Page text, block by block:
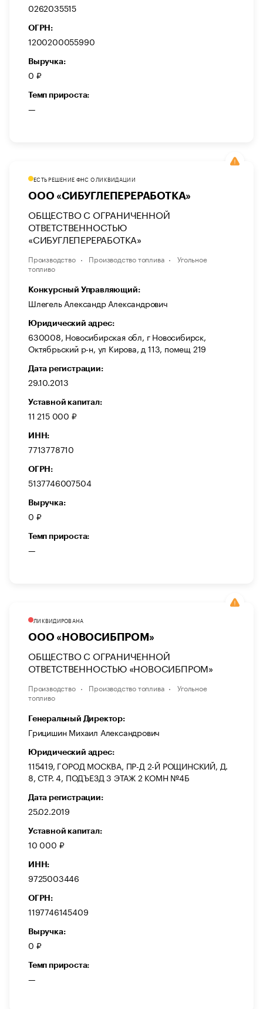
0262035515
ОГРН:
1200200055990
Выручка:
0 ₽
Темп прироста:
—
ЕСТЬ РЕШЕНИЕ ФНС О ЛИКВИДАЦИИ
ООО «СИБУГЛЕПЕРЕРАБОТКА»
ОБЩЕСТВО С ОГРАНИЧЕННОЙ
ОТВЕТСТВЕННОСТЬЮ
«СИБУГЛЕПЕРЕРАБОТКА»
Производство Производство топлива
Угольное
топливо
Конкурсный Управляющий:
Шлегель Александр Александрович
Юридический адрес:
630008, Новосибирская обл, г Новосибирск,
Октябрьский р-н, ул Кирова, д 113, помещ 219
Дата регистрации:
29.10.2013
Уставной капитал:
11 215 000 ₽
ИНН:
7713778710
ОГРН:
5137746007504
Выручка:
0 ₽
Темп прироста:
—
ЛИКВИДИРОВАНА
ООО «НОВОСИБПРОМ»
ОБЩЕСТВО С ОГРАНИЧЕННОЙ
ОТВЕТСТВЕННОСТЬЮ «НОВОСИБПРОМ»
Производство Производство топлива
Угольное
топливо
Генеральный Директор:
Грицишин Михаил Александрович
Юридический адрес:
115419, ГОРОД МОСКВА, ПР-Д 2-Й РОЩИНСКИЙ, Д.
8, СТР. 4, ПОДЪЕЗД 3 ЭТАЖ 2 КОМН №4Б
Дата регистрации:
25.02.2019
Уставной капитал:
10 000 ₽
ИНН:
9725003446
ОГРН:
1197746145409
Выручка:
0 ₽
Темп прироста:
—